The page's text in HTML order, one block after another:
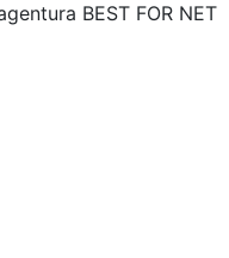
BEST FOR NET